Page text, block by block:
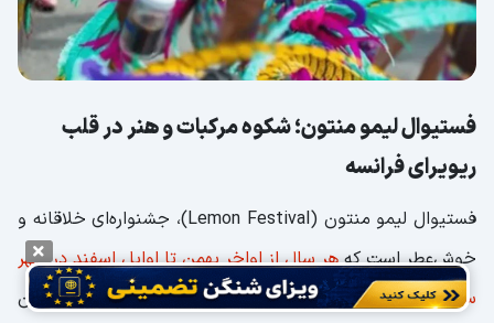
فستیوال لیمو منتون؛ شکوه مرکبات و هنر در قلب
ریویرای فرانسه
فستیوال لیمو منتون (Lemon Festival)، جشنواره‌ای خلاقانه و
خوش‌عطر است کههر سال از اواخر بهمن تا اوایل اسفند در شهر
ساحلی منتون فرانسهبرگزار می‌شود و دومین جشن بزرگ این